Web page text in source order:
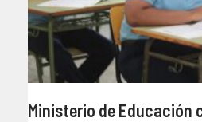
Ministerio de Educación